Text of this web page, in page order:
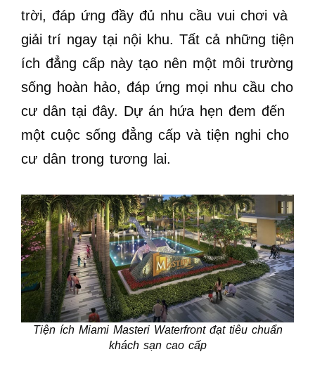
trời, đáp ứng đầy đủ nhu cầu vui chơi và
giải trí ngay tại nội khu. Tất cả những tiện
ích đẳng cấp này tạo nên một môi trường
sống hoàn hảo, đáp ứng mọi nhu cầu cho
cư dân tại đây. Dự án hứa hẹn đem đến
một cuộc sống đẳng cấp và tiện nghi cho
cư dân trong tương lai.
Tiện ích Miami Masteri Waterfront đạt tiêu chuẩn
khách sạn cao cấp